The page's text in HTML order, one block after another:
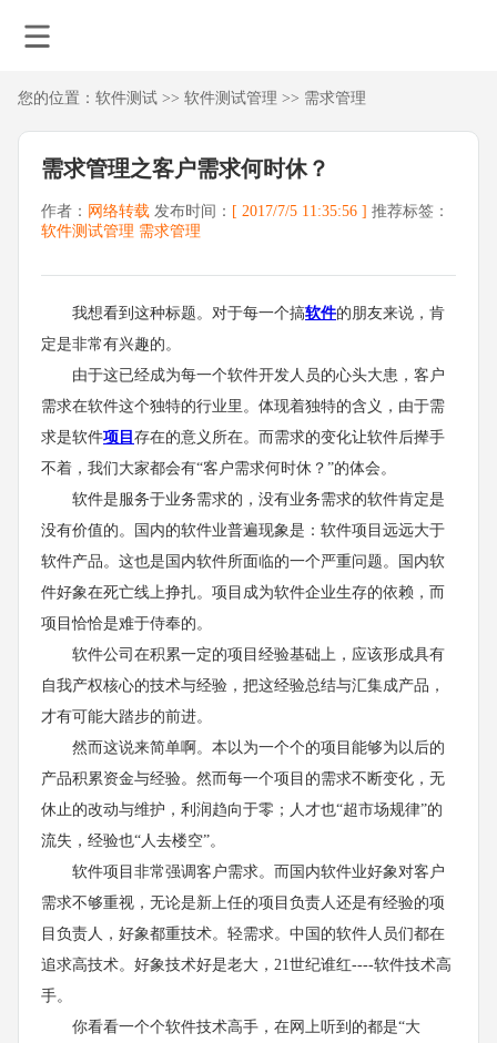
您的位置： 软件测试 >> 软件测试管理 >> 需求管理
需求管理之客户需求何时休？
作者： 网络转载 发布时间： [ 2017/7/5 11:35:56 ] 推荐标签：
软件测试管理 需求管理
我想看到这种标题。对于每一个搞软件的朋友来说，肯
定是非常有兴趣的。
由于这已经成为每一个软件开发人员的心头大患，客户
需求在软件这个独特的行业里。体现着独特的含义，由于需
求是软件项目 存在的意义所在。而需求的变化让软件后撵手
不着，我们大家都会有“客户需求何时休？”的体会。
软件是服务于业务需求的，没有业务需求的软件肯定是
没有价值的。国内的软件业普遍现象是：软件项目远远大于
软件产品。这也是国内软件所面临的一个严重问题。国内软
件好象在死亡线上挣扎。项目成为软件企业生存的依赖，而
项目恰恰是难于侍奉的。
软件公司在积累一定的项目经验基础上，应该形成具有
自我产权核心的技术与经验，把这经验总结与汇集成产品，
才有可能大踏步的前进。
然而这说来简单啊。本以为一个个的项目能够为以后的
产品积累资金与经验。然而每一个项目的需求不断变化，无
休止的改动与维护，利润趋向于零；人才也“超市场规律”的
流失，经验也“人去楼空”。
软件项目非常强调客户需求。而国内软件业好象对客户
需求不够重视，无论是新上任的项目负责人还是有经验的项
目负责人，好象都重技术。轻需求。中国的软件人员们都在
追求高技术。好象技术好是老大，21世纪谁红----软件技术高
手。
你看看一个个软件技术高手，在网上听到的都是“大